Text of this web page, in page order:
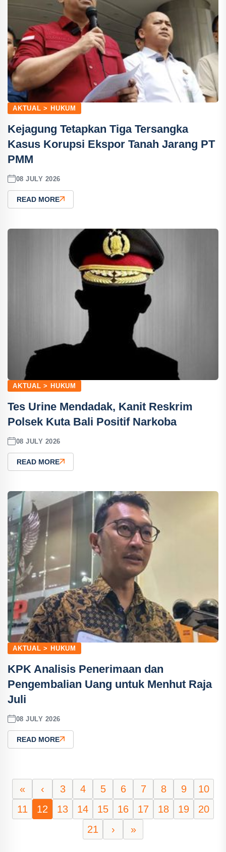
AKTUAL > HUKUM
Kejagung Tetapkan Tiga Tersangka
Kasus Korupsi Ekspor Tanah Jarang PT
PMM
08 JULY 2026
READ MORE
AKTUAL > HUKUM
Tes Urine Mendadak, Kanit Reskrim
Polsek Kuta Bali Positif Narkoba
08 JULY 2026
READ MORE
AKTUAL > HUKUM
KPK Analisis Penerimaan dan
Pengembalian Uang untuk Menhut Raja
Juli
08 JULY 2026
READ MORE
« ‹ 3 4 5 6 7 8 9
10
11
12 13 14 15 16 17 18 19
20
21
› »